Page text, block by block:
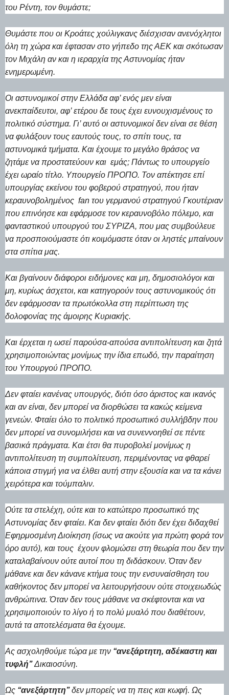
του Ρέντη, τον θυμάστε;
Θυμάστε που οι Κροάτες χούλιγκανς διέσχισαν ανενόχλητοι
όλη τη χώρα και έφτασαν στο γήπεδο της ΑΕΚ και σκότωσαν
τον Μιχάλη αν και η ιεραρχία της Αστυνομίας ήταν
ενημερωμένη.
Οι αστυνομικοί στην Ελλάδα αφ’ ενός μεν είναι
ανεκπαίδευτοι, αφ’ ετέρου δε τους έχει ευνουχισμένους το
πολιτικό σύστημα. Γι’ αυτό οι αστυνομικοί δεν είναι σε θέση
να φυλάξουν τους εαυτούς τους, το σπίτι τους, τα
αστυνομικά τμήματα. Και έχουμε το μεγάλο θράσος να
ζητάμε να προστατεύουν και εμάς; Πάντως το υπουργείο
έχει ωραίο τίτλο. Υπουργείο ΠΡΟΠΟ. Τον απέκτησε επί
υπουργίας εκείνου του φοβερού στρατηγού, που ήταν
κεραυνοβολημένος fan του γερμανού στρατηγού Γκουτέριαν
που επινόησε και εφάρμοσε τον κεραυνοβόλο πόλεμο, και
φανταστικού υπουργού του ΣΥΡΙΖΑ, που μας συμβούλευε
να προσποιούμαστε ότι κοιμόμαστε όταν οι ληστές μπαίνουν
στα σπίτια μας.
Και βγαίνουν διάφοροι ειδήμονες και μη, δημοσιολόγοι και
μη, κυρίως άσχετοι, και κατηγορούν τους αστυνομικούς ότι
δεν εφάρμοσαν τα πρωτόκολλα στη περίπτωση της
δολοφονίας της άμοιρης Κυριακής.
Και έρχεται η ωσεί παρούσα-απούσα αντιπολίτευση και ζητά
χρησιμοποιώντας μονίμως την ίδια επωδό, την παραίτηση
του Υπουργού ΠΡΟΠΟ.
Δεν φταίει κανένας υπουργός, διότι όσο άριστος και ικανός
και αν είναι, δεν μπορεί να διορθώσει τα κακώς κείμενα
γενεών. Φταίει όλο το πολιτικό προσωπικό συλλήβδην που
δεν μπορεί να συνομιλήσει και να συνεννοηθεί σε πέντε
βασικά πράγματα. Και έτσι θα πυροβολεί μονίμως η
αντιπολίτευση τη συμπολίτευση, περιμένοντας να φθαρεί
κάποια στιγμή για να έλθει αυτή στην εξουσία και να τα κάνει
χειρότερα και τούμπαλιν.
Ούτε τα στελέχη, ούτε και το κατώτερο προσωπικό της
Αστυνομίας δεν φταίει. Και δεν φταίει διότι δεν έχει διδαχθεί
Εφηρμοσμένη Διοίκηση (ίσως να ακούτε για πρώτη φορά τον
όρο αυτό), και τους έχουν φλομώσει στη θεωρία που δεν την
καταλαβαίνουν ούτε αυτοί που τη διδάσκουν. Όταν δεν
μάθανε και δεν κάνανε κτήμα τους την ενσυναίσθηση του
καθήκοντος δεν μπορεί να λειτουργήσουν ούτε στοιχειωδώς
ανθρώπινα. Όταν δεν τους μάθανε να σκέφτονται και να
χρησιμοποιούν το λίγο ή το πολύ μυαλό που διαθέτουν,
αυτά τα αποτελέσματα θα έχουμε.
Ας ασχοληθούμε τώρα με την ‘‘ανεξάρτητη, αδέκαστη και
τυφλή’’Δικαιοσύνη.
Ως ‘‘ανεξάρτητη’’δεν μπορείς να τη πεις και κωφή. Ως